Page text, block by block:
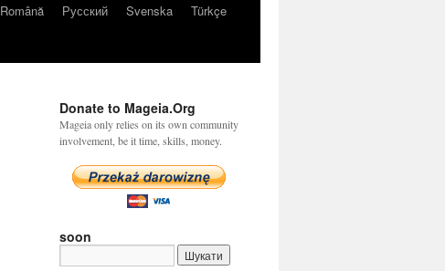
Română Русский Svenska
Türkçe
Donate to Mageia.Org
Mageia only relies on its own community
involvement, be it time, skills, money.
soon